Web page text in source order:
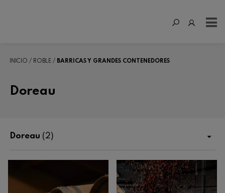
INICIO ROBLE BARRICAS Y GRANDES CONTENEDORES
Doreau
Doreau (2)
Fertilización